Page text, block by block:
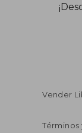
Vender
Términos